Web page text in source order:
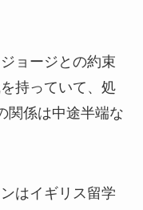
ョージとの約束
持っていて、処
関係は中途半端な
はイギリス留学